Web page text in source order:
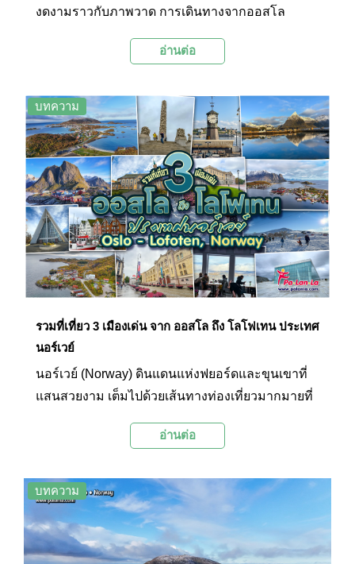
งดงามราวกับภาพวาด การเดินทางจากออสโล
ฟลอม (Flam) และเอลซุนด์ ( Alesund) เปรียบเสมือน
บริสุทธิ์ เส้นทางสายนี้จะพาคุณไปสัมผัสกับบ้านเมือง
น่ารักๆ ทัศนียภาพที่สวยงามตระการตาของเทือกเขา
สูงชัน น้ำตกที่ไหลเชี่ยว ฟยอร์ดที่ทอดยาว และหมู่
บ้านเล็กๆ ที่ซ่อนตัวอยู่ท่ามกลางธรรมชาติของ
นอร์เวย์
อ่านต่อ
บทความ
รวมที่เที่ยว 3 เมืองเด่น จาก ออสโล ถึง โลโฟเทน ประเทศ
นอร์เวย์
นอร์เวย์ (Norway) ดินแดนแห่งฟยอร์ดและขุนเขาที่
แสนสวยงาม เต็มไปด้วยเส้นทางท่องเที่ยวมากมายที่
เยือน การเดินทางจากออสโล (Oslo) สู่ทรุมเซอ
ทางท่องเที่ยวที่น่าสนใจ เพราะนักท่องเที่ยวจะได้เดิน
ทางผ่านภูมิประเทศที่หลากหลาย ตั้งแต่เมืองหลวงที่
ทันสมัย ไปจนถึงธรรมชาติอันบริสุทธิ์ของอาร์กติก
และหมู่เกาะที่สวยงามราวภาพวาด
อ่านต่อ
บทความ